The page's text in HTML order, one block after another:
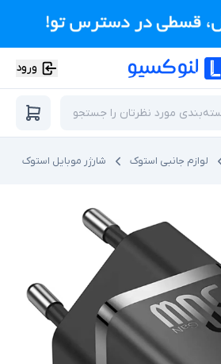
ورود
لوازم جانبی استوک شارژر موبایل استوک